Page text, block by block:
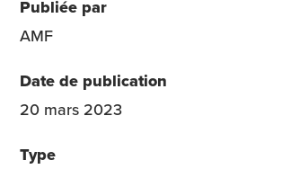
AMF
20 mars 2023